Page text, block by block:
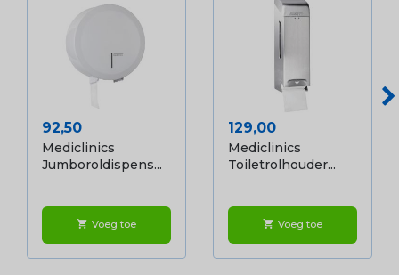
Prijs
92,50
Mediclinics
Jumboroldispens...
shopping_cart Voeg toe
Prijs
129,00
Mediclinics
Toiletrolhouder...
shopping_cart Voeg toe